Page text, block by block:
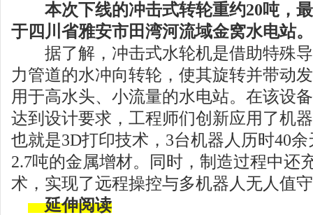
本次下线的冲击式转轮重约20吨，
于四川省雅安市田湾河流域金窝水电站。
据了解，冲击式水轮机是借助特殊
力管道的水冲向转轮，使其旋转并带动
用于高水头、小流量的水电站。在该设
达到设计要求，工程师们创新应用了机
也就是3D打印技术，3台机器人历时40
2.7吨的金属增材。同时，制造过程中还
术，实现了远程操控与多机器人无人值
延伸阅读